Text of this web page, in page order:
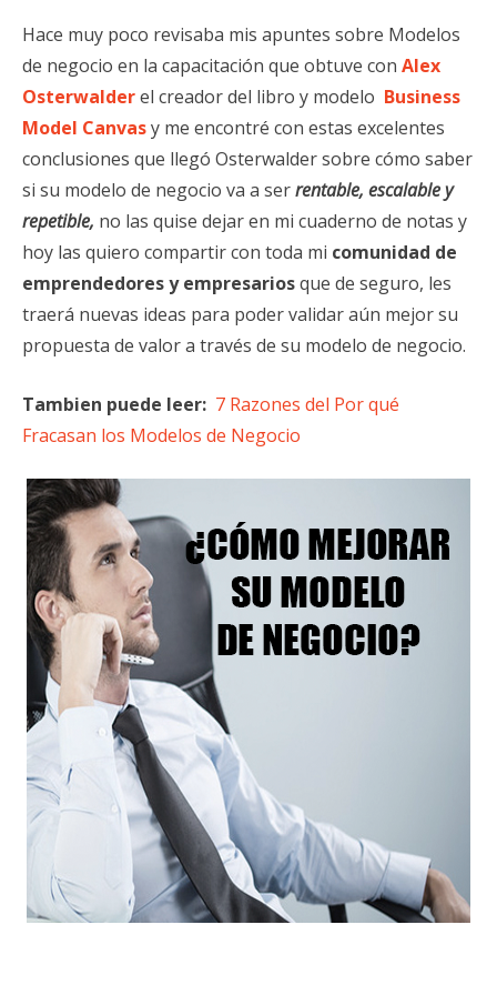
Hace muy poco revisaba mis apuntes sobre Modelos
de negocio en la capacitación que obtuve con Alex
Osterwalderel creador del libro y modelo Business
Model Canvasy me encontré con estas excelentes
conclusiones que llegó Osterwalder sobre cómo saber
si su modelo de negocio va a serrentable, escalable y
repetible, no las quise dejar en mi cuaderno de notas y
hoy las quiero compartir con toda mi comunidad de
emprendedoresy empresariosque de seguro, les
traerá nuevas ideas para poder validar aún mejor su
propuesta de valor a través de su modelo de negocio.
Tambien puede leer: 7 Razones del Por qué
Fracasan los Modelos de Negocio